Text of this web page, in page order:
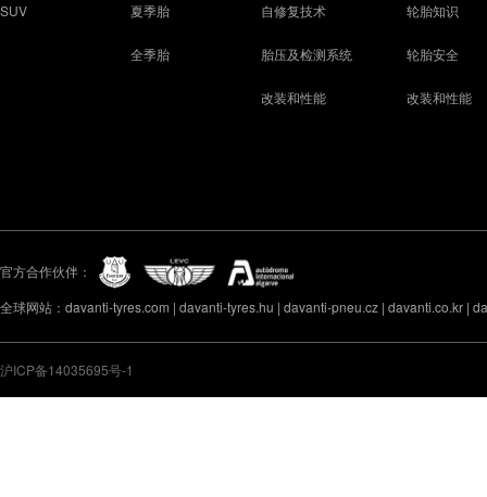
SUV 夏季胎
全季胎
自修复技术
胎压及检测系统
改装和性能
轮胎知识
轮胎安全
改装和性能
官方合作伙伴：
全球网站：davanti-tyres.com | davanti-tyres.hu | davanti-pneu.cz | davanti.co.kr |
沪ICP备14035695号-1